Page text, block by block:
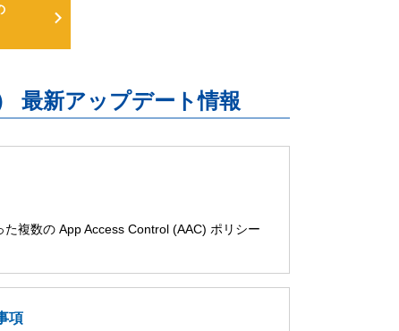
最新アップデート情報
複数の App Access Control (AAC) ポリシー
項